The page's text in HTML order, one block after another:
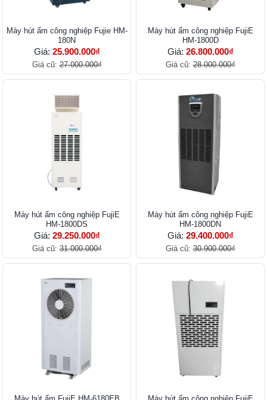
Máy hút ẩm công nghiệp Fujie HM-
180N
Giá: 25.900.000₫
Giá cũ:27.000.000₫
Máy hút ẩm công nghiệp FujiE
HM-1800D
Giá: 26.800.000₫
Giá cũ:28.000.000₫
Máy hút ẩm công nghiệp FujiE
HM-1800DS
Giá: 29.250.000₫
Giá cũ:31.000.000₫
Máy hút ẩm công nghiệp FujiE
HM-1800DN
Giá: 29.400.000₫
Giá cũ:30.900.000₫